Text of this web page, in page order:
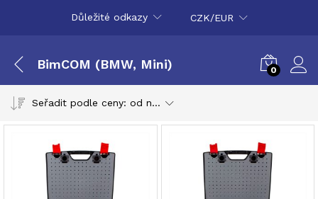
Důležité odkazy CZK/EUR
BimCOM (BMW, Mini) 0
Seřadit podle ceny: od nejvyšší k nejnižší